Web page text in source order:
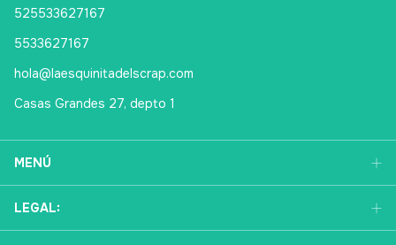
MENÚ
LEGAL: